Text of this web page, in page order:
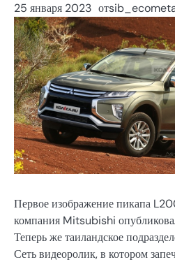
25 января 2023 от
Первое изображение пикапа
компания Mitsubishi
Теперь же таиландское
Сеть видеоролик, в котором